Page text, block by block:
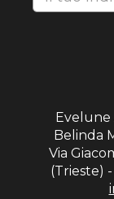
Evelune
Belinda
Via
(Trieste)